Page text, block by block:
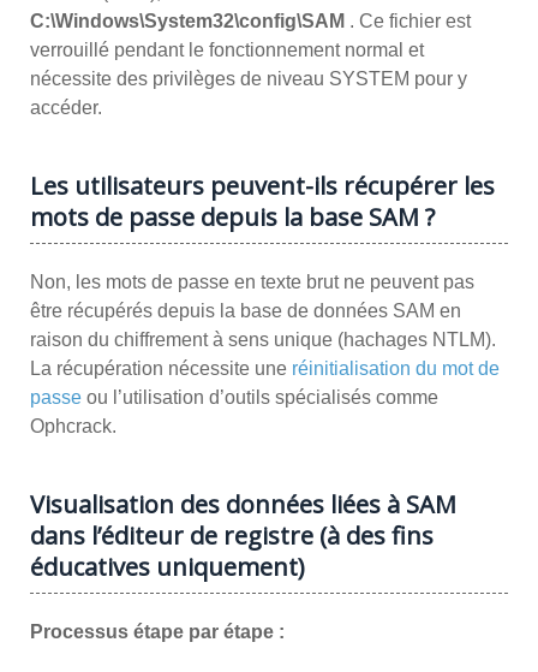
C:\Windows\System32\config\SAM . Ce fichier est
verrouillé pendant le fonctionnement normal et
nécessite des privilèges de niveau SYSTEM pour y
accéder.
Les utilisateurs peuvent-ils récupérer les
mots de passe depuis la base SAM ?
Non, les mots de passe en texte brut ne peuvent pas
être récupérés depuis la base de données SAM en
raison du chiffrement à sens unique (hachages NTLM).
La récupération nécessite une réinitialisation du mot de
passe ou l’utilisation d’outils spécialisés comme
Ophcrack.
Visualisation des données liées à SAM
dans l’éditeur de registre (à des fins
éducatives uniquement)
Processus étape par étape :